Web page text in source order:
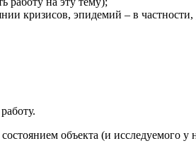
кризисов, эпидемий – в частности,
объекта (и исследуемого